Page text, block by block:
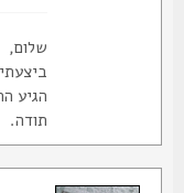
שלום,
ביצעתי
הגיע
תודה.